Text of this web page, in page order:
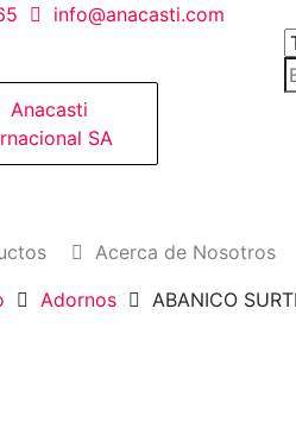
info@anacasti.com
Acerca de Nosotros
Adornos ABANICO